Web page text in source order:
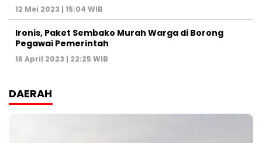
12 Mei 2023 | 15:04 WIB
Ironis, Paket Sembako Murah Warga di Borong
Pegawai Pemerintah
16 April 2023 | 22:25 WIB
DAERAH